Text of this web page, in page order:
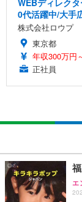
0代活躍中/大手
株式会社ロウプ
東京都
年収300万円
正社員
エ